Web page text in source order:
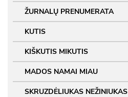
ŽURNALŲ PRENUMERATA
KUTIS
KIŠKUTIS MIKUTIS
MADOS NAMAI MIAU
SKRUZDĖLIUKAS NEŽINIUKAS